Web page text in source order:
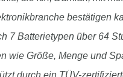
bestätigen
7 Batterietypen über 64
wie Größe, Menge und
durch ein TÜV-